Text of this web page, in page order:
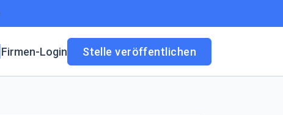
Firmen-Login Stelle veröffentlichen